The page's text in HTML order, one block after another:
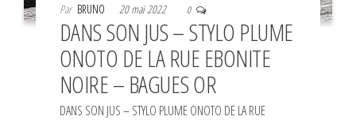
Par BRUNO 20 mai 2022 0
DANS SON JUS – STYLO PLUME
ONOTO DE LA RUE EBONITE
NOIRE – BAGUES OR
DANS SON JUS – STYLO PLUME ONOTO DE LA RUE